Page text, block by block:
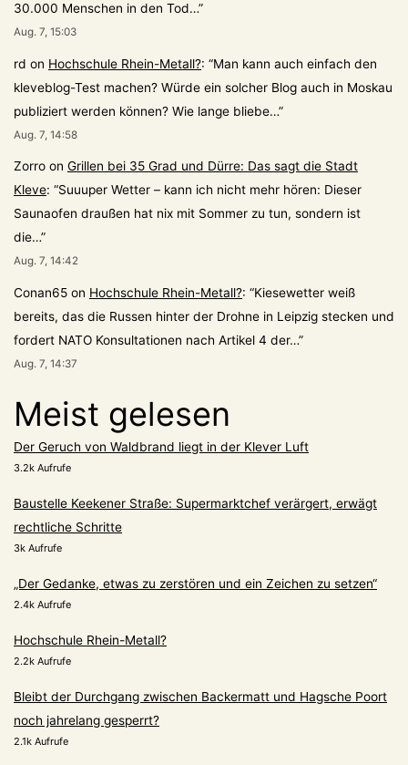
30.000 Menschen in den Tod…”
Aug. 7, 15:03
rd on Hochschule Rhein-Metall?: “Man kann auch einfach den
kleveblog-Test machen? Würde ein solcher Blog auch in Moskau
publiziert werden können? Wie lange bliebe…”
Aug. 7, 14:58
Zorro on Grillen bei 35 Grad und Dürre: Das sagt die Stadt
Kleve: “Suuuper Wetter – kann ich nicht mehr hören: Dieser
Saunaofen draußen hat nix mit Sommer zu tun, sondern ist
die…”
Aug. 7, 14:42
Conan65 on Hochschule Rhein-Metall?: “Kiesewetter weiß
bereits, das die Russen hinter der Drohne in Leipzig stecken und
fordert NATO Konsultationen nach Artikel 4 der…”
Aug. 7, 14:37
Meist gelesen
Der Geruch von Waldbrand liegt in der Klever Luft
3.2k Aufrufe
Baustelle Keekener Straße: Supermarktchef verärgert, erwägt
rechtliche Schritte
3k Aufrufe
„Der Gedanke, etwas zu zerstören und ein Zeichen zu setzen“
2.4k Aufrufe
Hochschule Rhein-Metall?
2.2k Aufrufe
Bleibt der Durchgang zwischen Backermatt und Hagsche Poort
noch jahrelang gesperrt?
2.1k Aufrufe